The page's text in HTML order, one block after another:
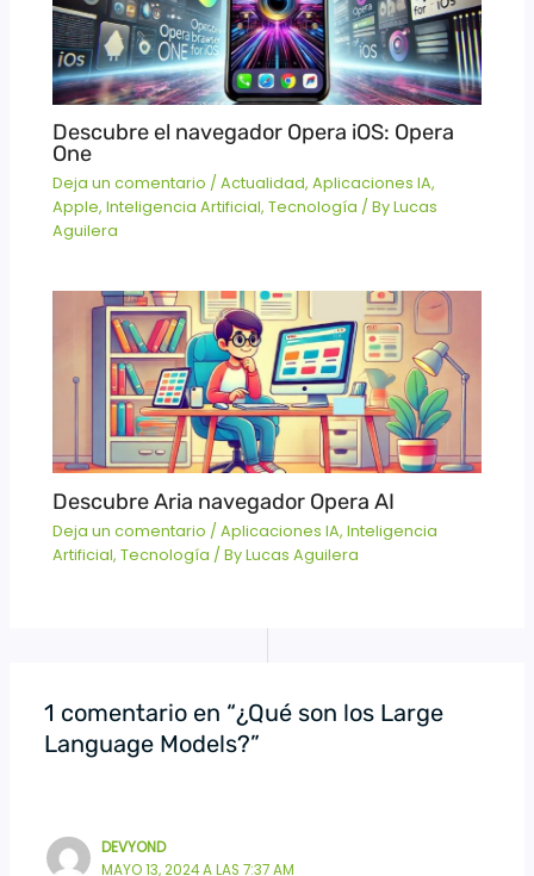
Descubre el navegador Opera iOS: Opera
One
Deja un comentario /Actualidad,Aplicaciones IA,
Apple,Inteligencia Artificial,Tecnología / ByLucas
Aguilera
Descubre Aria navegador Opera AI
Deja un comentario /Aplicaciones IA,Inteligencia
Artificial,Tecnología / ByLucas Aguilera
1 comentario en “¿Qué son los Large
Language Models?”
DEVYOND
MAYO 13, 2024 A LAS 7:37 AM